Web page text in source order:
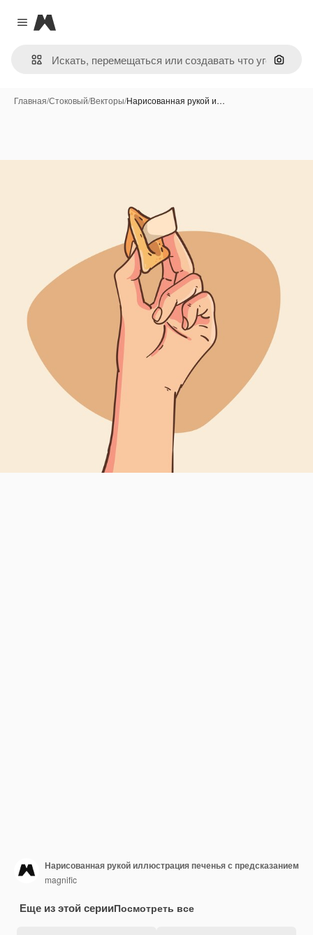
Close menu
Magnific
Поиск
Главная/Стоковый/Векторы/Нарисованная рукой и…
Нарисованная рукой иллюстрация печенья с предсказанием
magnific
Еще из этой серииПосмотреть все